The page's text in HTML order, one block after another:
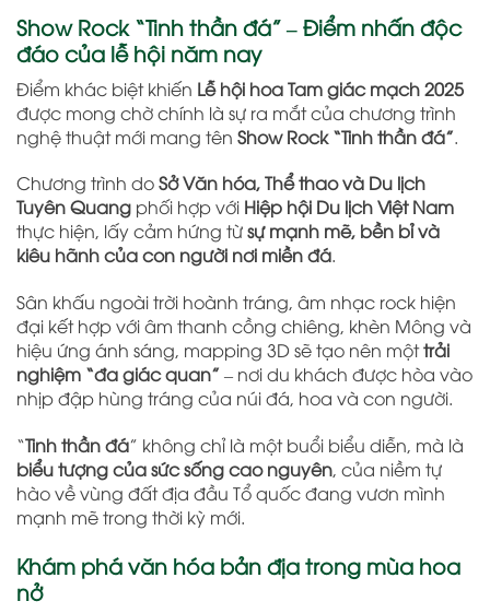
Show Rock “Tinh thần đá” – Điểm nhấn độc
đáo của lễ hội năm nay
Điểm khác biệt khiến Lễ hội hoa Tam giác mạch 2025
được mong chờ chính là sự ra mắt của chương trình
nghệ thuật mới mang tên Show Rock “Tinh thần đá”.
Chương trình doSở Văn hóa, Thể thao và Du lịch
Tuyên Quang phối hợp với Hiệp hội Du lịch Việt Nam
thực hiện, lấy cảm hứng từsự mạnh mẽ, bền bỉ và
kiêu hãnh của con người nơi miền đá.
Sân khấu ngoài trời hoành tráng, âm nhạc rock hiện
đại kết hợp với âm thanh cồng chiêng, khèn Mông và
hiệu ứng ánh sáng, mapping 3D sẽ tạo nên mộttrải
nghiệm “đa giác quan” – nơi du khách được hòa vào
nhịp đập hùng tráng của núi đá, hoa và con người.
“Tinh thần đá” không chỉ là một buổi biểu diễn, mà là
biểu tượng của sức sống cao nguyên, của niềm tự
hào về vùng đất địa đầu Tổ quốc đang vươn mình
mạnh mẽ trong thời kỳ mới.
Khám phá văn hóa bản địa trong mùa hoa
nở